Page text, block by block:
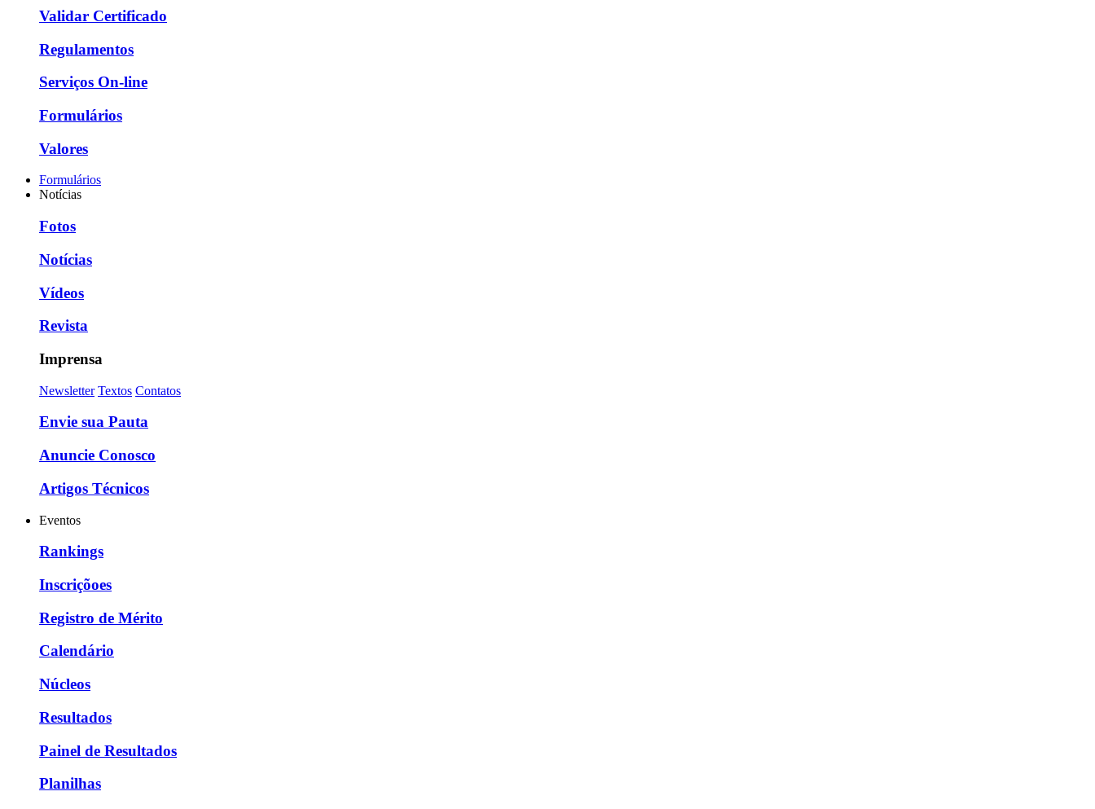
Validar Certificado
Regulamentos
Serviços On-line
Formulários
Valores
Formulários
Notícias
Fotos
Notícias
Vídeos
Revista
Imprensa
Newsletter Textos Contatos
Envie sua Pauta
Anuncie Conosco
Artigos Técnicos
Eventos
Rankings
Inscriçõoes
Registro de Mérito
Calendário
Núcleos
Resultados
Painel de Resultados
Planilhas